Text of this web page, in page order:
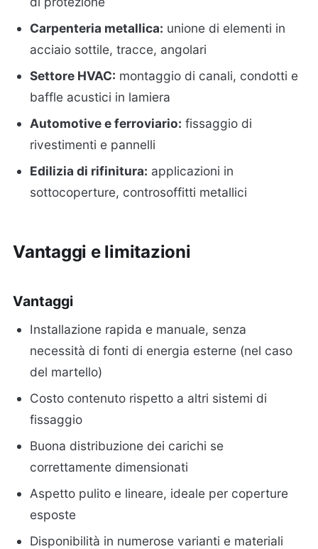
Carpenteria metallica: unione di elementi in
acciaio sottile, tracce, angolari
Settore HVAC: montaggio di canali, condotti e
baffle acustici in lamiera
Automotive e ferroviario: fissaggio di
rivestimenti e pannelli
Edilizia di rifinitura: applicazioni in
sottocoperture, controsoffitti metallici
Vantaggi e limitazioni
Vantaggi
Installazione rapida e manuale, senza
necessità di fonti di energia esterne (nel caso
del martello)
Costo contenuto rispetto a altri sistemi di
fissaggio
Buona distribuzione dei carichi se
correttamente dimensionati
Aspetto pulito e lineare, ideale per coperture
esposte
Disponibilità in numerose varianti e materiali